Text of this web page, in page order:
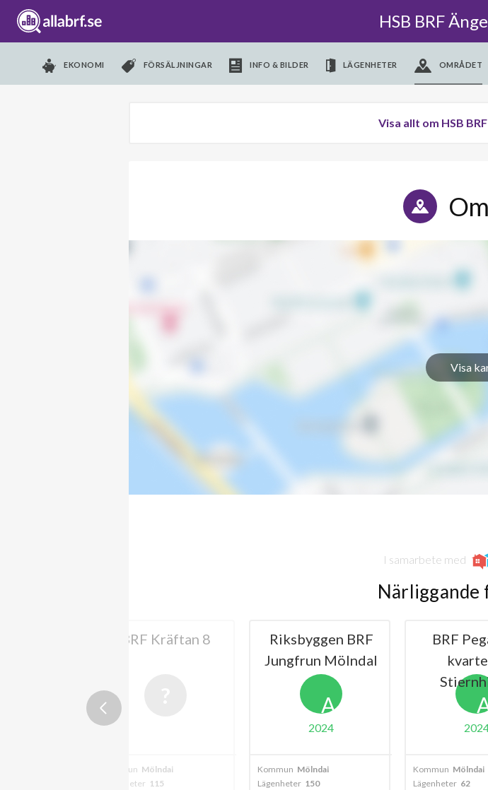
HSB BRF
EKONOMI FÖRSÄLJNINGAR INFO & BILDER LÄGENHETER OMRÅDET
Visa allt om HSB
Visa
I samarbete med
Närliggande
BRF Kräftan 8
Kommun Mölndal
Lägenheter 115
Riksbyggen BRF
Jungfrun Mölndal
A
2024
Kommun Mölndal
Lägenheter 150
BRF
Kommun Mölndal
Lägenheter 62